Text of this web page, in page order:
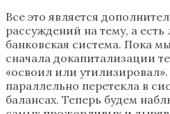
Все это является
рассуждений на тему, а
банковская система. Пока
сначала докапитализации
«освоил или
параллельно перетекла в
балансах. Теперь будем